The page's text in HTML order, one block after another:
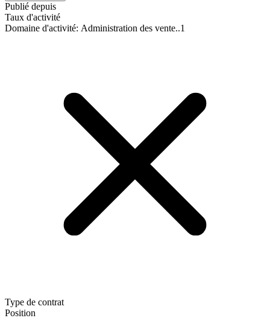
Publié depuis
Taux d'activité
Domaine d'activité: Administration des vente..1
Type de contrat
Position